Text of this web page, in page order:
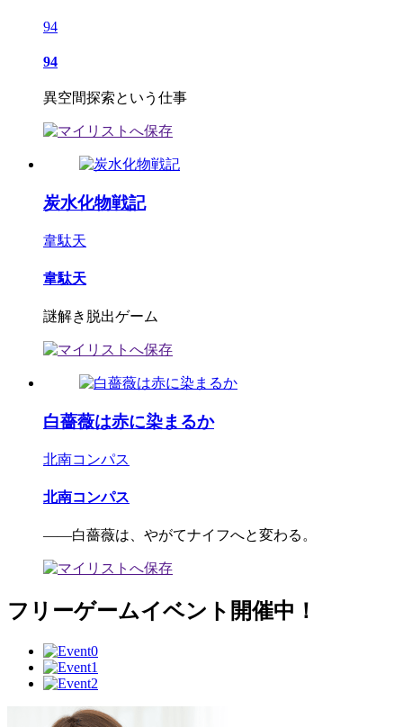
94
94
異空間探索という仕事
炭水化物戦記
韋駄天
韋駄天
謎解き脱出ゲーム
白薔薇は赤に染まるか
北南コンパス
北南コンパス
――白薔薇は、やがてナイフへと変わる。
フリーゲームイベント開催中！